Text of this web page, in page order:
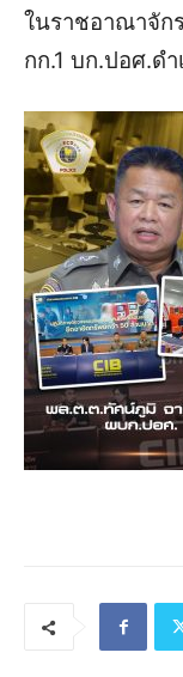
ในราชอาณาจัก
กก.1 บก.ปอศ.ด